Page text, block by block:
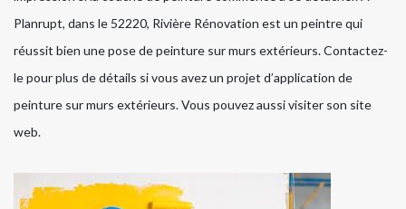
Planrupt, dans le 52220, Rivière Rénovation est un peintre qui
réussit bien une pose de peinture sur murs extérieurs. Contactez-
le pour plus de détails si vous avez un projet d’application de
peinture sur murs extérieurs. Vous pouvez aussi visiter son site
web.